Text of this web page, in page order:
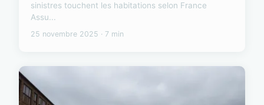
sinistres touchent les habitations selon France
Assu...
25 novembre 2025 · 7 min